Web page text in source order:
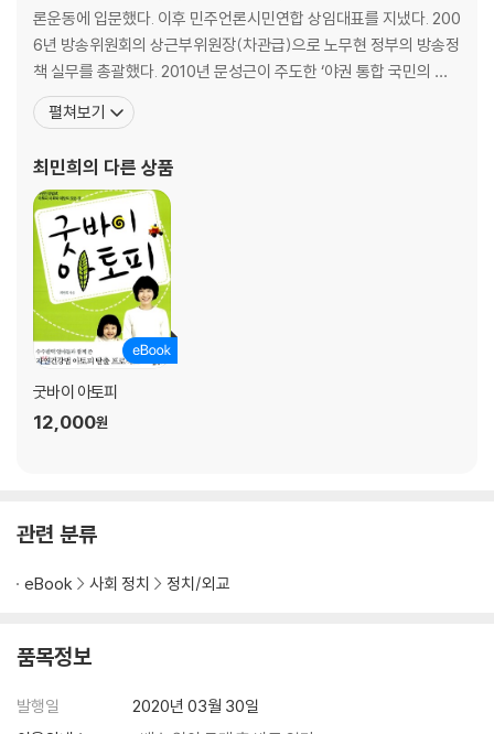
이른다.
‘언론’을 다시 생각하게 한 ‘조국 사태’
촛불시민은 왜 진보 언론을 비판하나?
문재인 대통령이 조국 민정수석을 법무부 장관으로 지명하자마자 언론과
야당은 각종 의혹을 쏟아냈다. 그것은 조국의 도덕성 문제 제기보다도 검
찰개혁을 저지하기 위한 검찰의 조국 흔들기, 문 대통령 흔들기이자 선거
제도 개편을 앞둔 수구 보수 세력들의 기득권 지키기에 가까웠다. 특히 검
찰발 보도를 사실로 확정한 듯 받아쓰는 데 있어 조중동이나 한겨레신문,
경향신문이나 다르지 않았다. 언론은 왜 그랬을까? 진보 언론은 왜 촛불시
민들에게 비판을 받게 되었나?
최민희는 ‘조국 사태’ 관련 언론 보도에서 한국 언론 보도의 오랜 문제점들
이 총체적으로 드러났다고 평한다. 디지털로 기반을 옮긴 구독 환경의 변
화, 기자들의 취재 역량 약화, 언론이 권력(여기에서는 검찰)의 의제에 이
끌려가는 형국 등이다. 수구 보수 언론들의 편파 왜곡, 이중 잣대, 정파적
며 한국 저널리즘의 실종을 고하게 된 것이다.
못하고 스스로의 개혁 또한 어렵다며, 언론개혁은 검찰개혁 못지않은 시대
고 주문한다.
◎ 본문 중에서
2장 노무현을 만나 ‘어공’이 되고 정치의 길을 가다
40대·여성·운동권 출신 방송위원장 직무 대행
언론운동 이끌 상상력 고갈 | 참여정부 파격 인사, 외면한 언론 | 조선일보
평가? 외교는 이념보다 실리 | 종편 특혜 폐지하고, 지상파 불이익 없애야
정치인이 되다
‘첫사랑’과의 이별-시민운동을 떠나 야권통합운동으로 | “노짱은 왜 마지
막에 풀을 뽑았을까요?” | 국민이 ‘문재인’을 불러낸 이유 | 국회의원이 되
다 | 후원회 없는 국회의원 | 나쁜 종편 솎아내기 | ‘전원 구조’ 오보, ‘기레
기’의 등장 | 최순실과 ‘문고리 3인방’의 표적이 되다 | ‘안탈나입’-문재인
을 지키게 되다
정치의 목적
남양주 똑순이 | 낙선 그리고 피선거권 박탈 | MBC 적폐 세력의 보복성 보
‘조국’을 지킨다는 것 | 검찰 개혁과 ‘검란’ | 적폐 수사와 검찰개혁의 딜레
깨져버린 ‘조중동 vs 한경오’ 프레임 | 넘치는 ‘단독’, 몰려나온 ‘좀비 기사’ |
받아쓰기, 익명, 따옴표-저널리즘의 실종 | 짓밟힌 인권, 스토킹 보도 | 뒤
론운동에 입문했다. 이후 민주언론시민연합 상임대표를 지냈다. 200
6년 방송위원회의 상근부위원장(차관급)으로 노무현 정부의 방송정
책 실무를 총괄했다. 2010년 문성근이 주도한 ‘야권 통합 국민의 명
령’ 집행위원장을 맡았다. ‘혁신과통합’·'시민통합당' 사무총장을 거쳐
민주통합당의 초대 최고위원을 지낸 뒤 2012년 민주통합당 비례대
임위에서 일하며 ‘나쁜 종편 솎아내기’에 애썼다
펼쳐보기
최민희의 다른 상품
굿바이 아토피
12,000원
관련 분류
eBook 사회 정치 정치/외교
품목정보
발행일
2020년 03월 30일